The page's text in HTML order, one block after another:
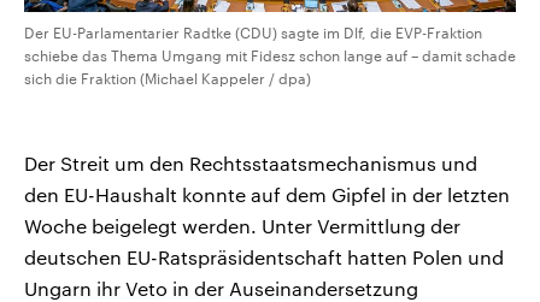
Der EU-Parlamentarier Radtke (CDU) sagte im Dlf, die EVP-Fraktion
schiebe das Thema Umgang mit Fidesz schon lange auf – damit schade
sich die Fraktion (Michael Kappeler / dpa)
Der Streit um den Rechtsstaatsmechanismus und
den EU-Haushalt konnte auf dem Gipfel in der letzten
Woche beigelegt werden. Unter Vermittlung der
deutschen EU-Ratspräsidentschaft hatten Polen und
Ungarn ihr Veto in der Auseinandersetzung